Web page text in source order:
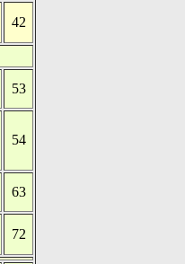
42
53
54
63
72